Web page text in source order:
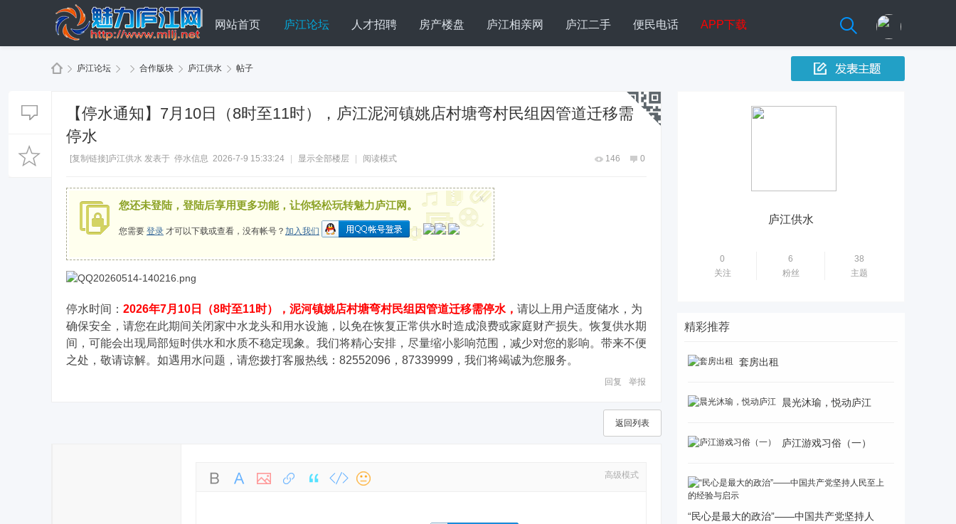
网站首页 庐江论坛 人才招聘 房产楼盘 庐江相亲网 庐江二手 便民电话 APP下载
庐江论坛 合作版块 庐江供水 帖子
【停水通知】7月10日（8时至11时），庐江泥河镇姚店村塘弯村民组因管道迁移需
停水
[复制链接] 146 0
庐江供水 发表于 停水信息 2026-7-9 15:33:24 显示全部楼层 阅读模式
您还未登陆，登陆后享用更多功能，让你轻松玩转魅力庐江网。
您需要 登录 才可以下载或查看，没有帐号？ 加入我们 |
x
停水时间： 2026年7月10日（8时至11时），泥河镇姚店村塘弯村民组因管道迁移需停水， 请以上用户适度储水，为
确保安全，请您在此期间关闭家中水龙头和用水设施，以免在恢复正常供水时造成浪费或家庭财产损失。恢复供水期
间，可能会出现局部短时供水和水质不稳定现象。我们将精心安排，尽量缩小影响范围，减少对您的影响。带来不便
之处，敬请谅解。如遇用水问题，请您拨打客服热线：82552096，87339999，我们将竭诚为您服务。
举报
回复
返回列表
高级模式
庐江供水
0
关注
6
粉丝
38
主题
精彩推荐
套房出租
晨光沐瑜，悦动庐江
庐江游戏习俗（一）
“民心是最大的政治”——中国共产党坚持人